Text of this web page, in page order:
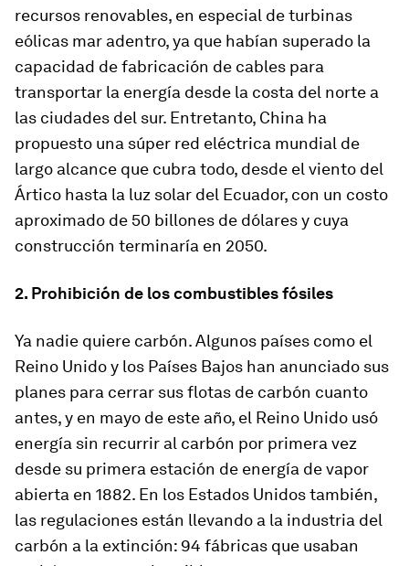
recursos renovables, en especial de turbinas
eólicas mar adentro, ya que habían superado la
capacidad de fabricación de cables para
transportar la energía desde la costa del norte a
las ciudades del sur. Entretanto, China ha
propuesto una súper red eléctrica mundial de
largo alcance que cubra todo, desde el viento del
Ártico hasta la luz solar del Ecuador, con un costo
aproximado de 50 billones de dólares y cuya
construcción terminaría en 2050.
2. Prohibición de los combustibles fósiles
Ya nadie quiere carbón. Algunos países como el
Reino Unido y los Países Bajos han anunciado sus
planes para cerrar sus flotas de carbón cuanto
antes, y en mayo de este año, el Reino Unido usó
energía sin recurrir al carbón por primera vez
desde su primera estación de energía de vapor
abierta en 1882. En los Estados Unidos también,
las regulaciones están llevando a la industria del
carbón a la extinción: 94 fábricas que usaban